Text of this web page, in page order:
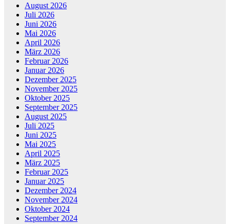
August 2026
Juli 2026
Juni 2026
Mai 2026
April 2026
März 2026
Februar 2026
Januar 2026
Dezember 2025
November 2025
Oktober 2025
September 2025
August 2025
Juli 2025
Juni 2025
Mai 2025
April 2025
März 2025
Februar 2025
Januar 2025
Dezember 2024
November 2024
Oktober 2024
September 2024